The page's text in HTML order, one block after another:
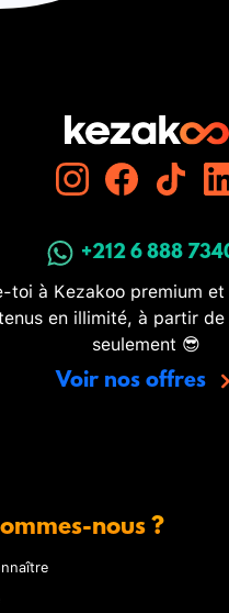
+212 6 888
toi à Kezakoo premium
en illimité, à partir de
seulement 😎
Voir nos offres
nous ?